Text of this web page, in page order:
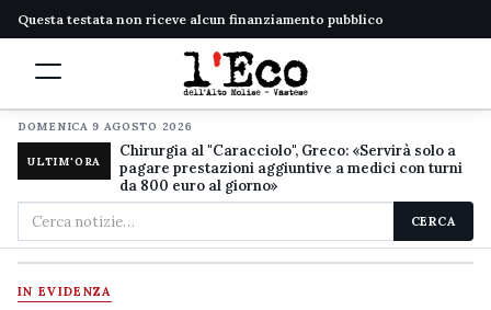
Questa testata non riceve alcun finanziamento pubblico
DOMENICA 9 AGOSTO 2026
ULTIM'ORA
Chirurgia al "Caracciolo", Greco: «Servirà solo a
pagare prestazioni aggiuntive a medici con turni
da 800 euro al giorno»
Cerca
nel
sito
CERCA
IN EVIDENZA